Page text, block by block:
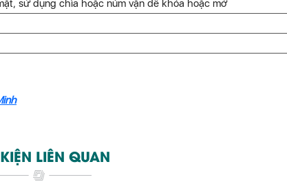
sử dụng chìa hoặc núm vặn để khóa hoặc mở
LIÊN QUAN